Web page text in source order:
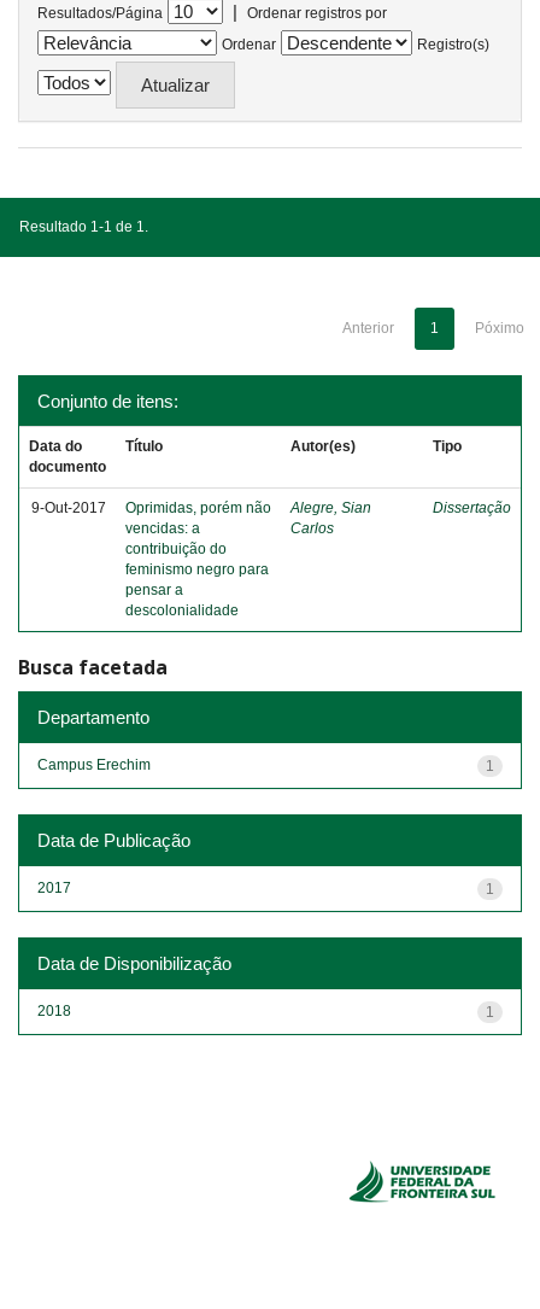
Resultados/Página |
Ordenar registros por
Ordenar
Registro(s)
Resultado 1-1 de 1.
Anterior 1 Póximo
Conjunto de itens:
Data do
documento
Título Autor(es) Tipo
9-Out-2017
Oprimidas, porém não
vencidas: a
contribuição do
feminismo negro para
pensar a
descolonialidade
Alegre, Sian
Carlos
Dissertação
Busca facetada
Departamento
1
Campus Erechim
Data de Publicação
1
2017
Data de Disponibilização
1
2018